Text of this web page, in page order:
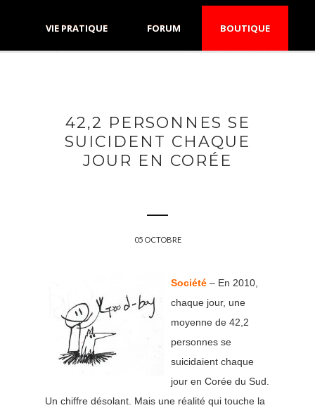
VIE PRATIQUE FORUM BOUTIQUE
42,2 PERSONNES SE
SUICIDENT CHAQUE
JOUR EN CORÉE
05 OCTOBRE
Société – En 2010,
chaque jour, une
moyenne de 42,2
personnes se
suicidaient chaque
jour en Corée du Sud.
Un chiffre désolant. Mais une réalité qui touche la